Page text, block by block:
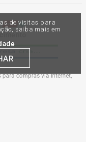
de visitas para
saiba mais em
para compras via internet,